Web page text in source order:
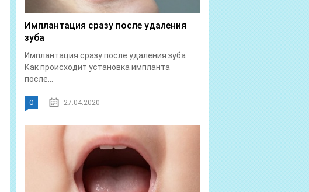
Имплантация сразу после удаления
зуба
Имплантация сразу после удаления зуба
Как происходит установка импланта
после...
0 27.04.2020